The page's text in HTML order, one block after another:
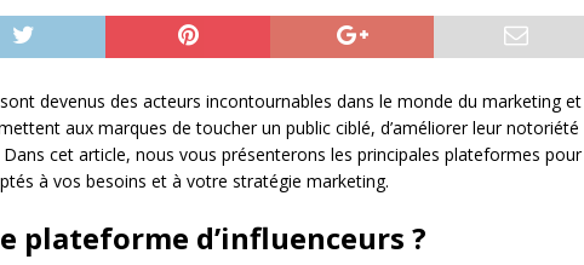
devenus des acteurs incontournables dans le monde du marketing et
aux marques de toucher un public ciblé, d’améliorer leur notoriété
Dans cet article, nous vous présenterons les principales plateformes pour
à vos besoins et à votre stratégie marketing.
plateforme d’influenceurs ?